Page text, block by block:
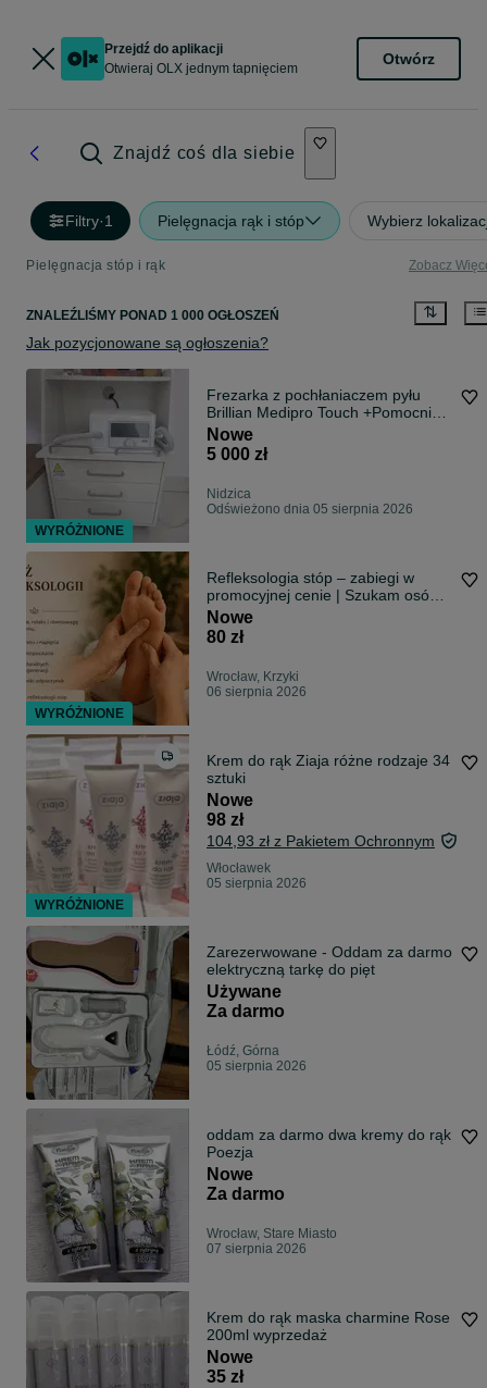
Przejdź do aplikacji
Otwieraj OLX jednym tapnięciem
Otwórz
Znajdź coś dla siebie
Filtry·1 Pielęgnacja rąk i stóp Wybierz
Pielęgnacja stóp i rąk Zobacz
ZNALEŹLIŚMY PONAD 1 000 OGŁOSZEŃ
Jak pozycjonowane są ogłoszenia?
Frezarka z pochłaniaczem pyłu
Brillian Medipro Touch +Pomocnik
podologiczny 601 biały
Nowe
5 000 zł
Nidzica
Odświeżono dnia 05 sierpnia 2026
Refleksologia stóp – zabiegi w
promocyjnej cenie | Szukam osób
do praktyki | Wrocław
Nowe
80 zł
Wrocław, Krzyki
06 sierpnia 2026
Krem do rąk Ziaja różne rodzaje 34
sztuki
Nowe
98 zł
104,93 zł z Pakietem Ochronnym
Włocławek
05 sierpnia 2026
Zarezerwowane - Oddam za darmo
elektryczną tarkę do pięt
Używane
Za darmo
Łódź, Górna
05 sierpnia 2026
oddam za darmo dwa kremy do rąk
Poezja
Nowe
Za darmo
Wrocław, Stare Miasto
07 sierpnia 2026
Krem do rąk maska charmine Rose
200ml wyprzedaż
Nowe
35 zł
WYRÓŻNIONE
WYRÓŻNIONE
WYRÓŻNIONE